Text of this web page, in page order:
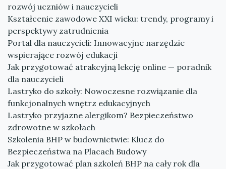
rozwój uczniów i nauczycieli
Kształcenie zawodowe XXI wieku: trendy, programy i
perspektywy zatrudnienia
Portal dla nauczycieli: Innowacyjne narzędzie
wspierające rozwój edukacji
Jak przygotować atrakcyjną lekcję online — poradnik
dla nauczycieli
Lastryko do szkoły: Nowoczesne rozwiązanie dla
funkcjonalnych wnętrz edukacyjnych
Lastryko przyjazne alergikom? Bezpieczeństwo
zdrowotne w szkołach
Szkolenia BHP w budownictwie: Klucz do
Bezpieczeństwa na Placach Budowy
Jak przygotować plan szkoleń BHP na cały rok dla